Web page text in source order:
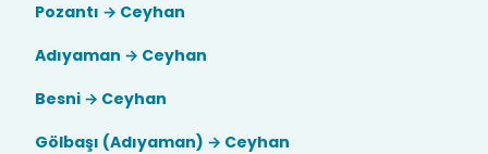
Pozantı → Ceyhan
Adıyaman → Ceyhan
Besni → Ceyhan
Gölbaşı (Adıyaman) → Ceyhan